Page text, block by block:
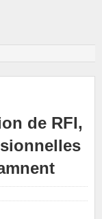
de RFI,